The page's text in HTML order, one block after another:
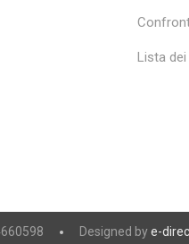
Lista
Designed bye-